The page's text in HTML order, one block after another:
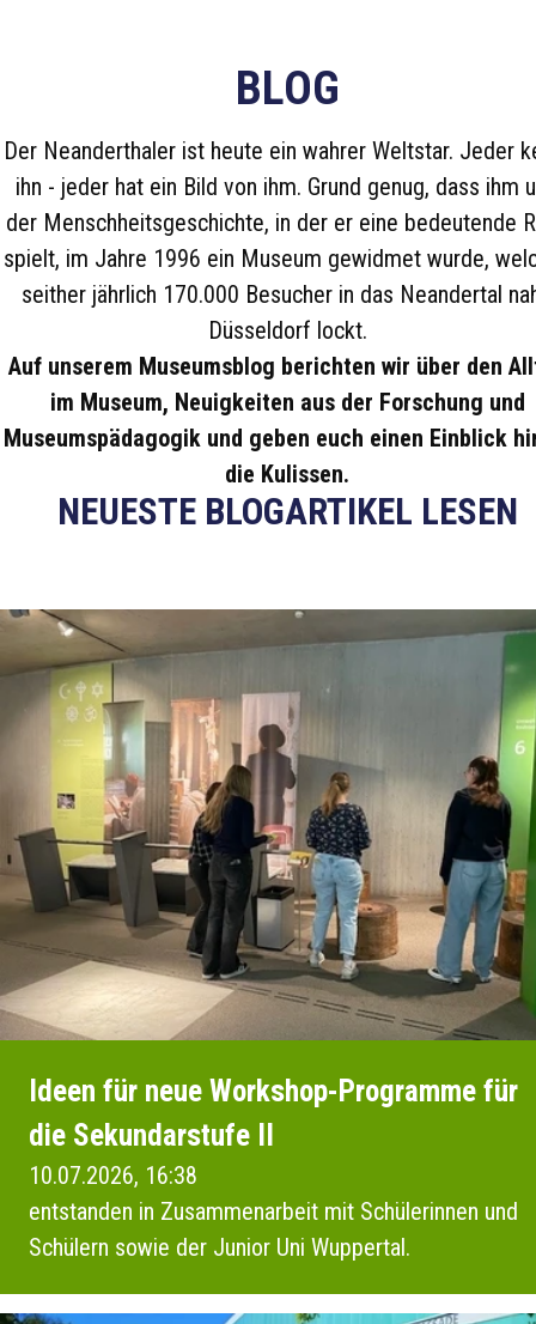
BLOG
Der Neanderthaler ist heute ein wahrer Weltstar. Jeder
ihn - jeder hat ein Bild von ihm. Grund genug, dass ihm
der Menschheitsgeschichte, in der er eine bedeutende
spielt, im Jahre 1996 ein Museum gewidmet wurde,
seither jährlich 170.000 Besucher in das Neandertal
Düsseldorf lockt.
Auf unserem Museumsblog berichten wir über den
im Museum, Neuigkeiten aus der Forschung und
Museumspädagogik und geben euch einen Einblick
die Kulissen.
NEUESTE BLOGARTIKEL LESEN
Ideen für neue Workshop-Programme für
die Sekundarstufe II
10.07.2026, 16:38
entstanden in Zusammenarbeit mit Schülerinnen und
Schülern sowie der Junior Uni Wuppertal.